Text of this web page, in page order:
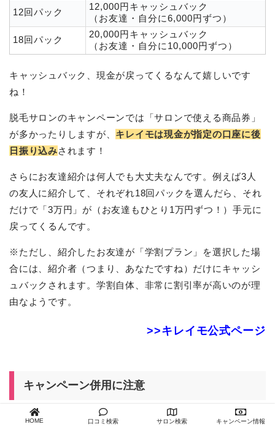
12回パック
12,000円キャッシュバック
（お友達・自分に6,000円ずつ）
18回パック
20,000円キャッシュバック
（お友達・自分に10,000円ずつ）
キャッシュバック、現金が戻ってくるなんて嬉しいです
ね！
脱毛サロンのキャンペーンでは「サロンで使える商品券」
が多かったりしますが、 キレイモは現金が指定の口座に後
日振り込みされます！
さらにお友達紹介は何人でも大丈夫なんです。例えば3人
の友人に紹介して、それぞれ18回パックを選んだら、それ
だけで「3万円」が（お友達もひとり1万円ずつ！）手元に
戻ってくるんです。
※ただし、紹介したお友達が「学割プラン」を選択した場
合には、紹介者（つまり、あなたですね）だけにキャッシ
ュバックされます。学割自体、非常に割引率が高いのが理
由なようです。
>>キレイモ公式ページ
キャンペーン併用に注意
基本的に
2つ、3つのキャンペーンを同時に利用することは
HOME 口コミ検索 サロン検索 キャンペーン情報